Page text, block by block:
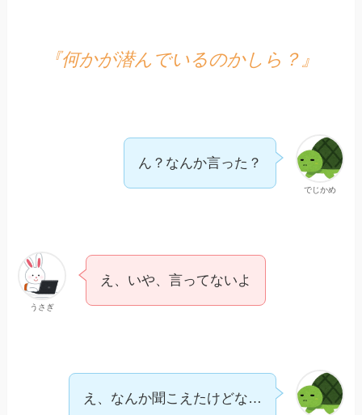
『何かが潜んでいるのかしら？』
でじかめ
ん？なんか言った？
うさぎ
え、いや、言ってないよ
え、なんか聞こえたけどな…